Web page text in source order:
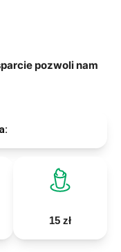
pozwoli nam
15 zł